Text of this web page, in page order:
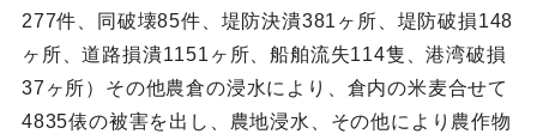
277件、同破壊85件、堤防決潰381ヶ所、堤防破損148
ヶ所、道路損潰1151ヶ所、船舶流失114隻、港湾破損
37ヶ所）その他農倉の浸水により、倉内の米麦合せて
4835俵の被害を出し、農地浸水、その他により農作物